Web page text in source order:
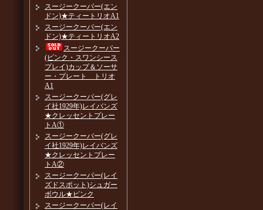
スージークーパー(エン
ドン)★ティートリオA1
スージークーパー(エン
ドン)★ティートリオA2
スージークーパー
(ピンク・スワンシース
プレイ)カップ＆ソーサ
ー・プレート トリオ
A1
スージークーパー(グレ
イ社1929年)レイバンズ
★クレッセントプレー
トA①
スージークーパー(グレ
イ社1929年)レイバンズ
★クレッセントプレー
トA②
スージークーパー(レイ
ズドスポット)シュガー
ボウル★ピンク
スージークーパー(レイ